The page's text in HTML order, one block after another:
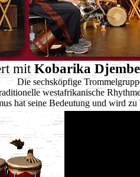
mit Kobarika Djembe
Die sechsköpfige
westafrikanische
hat seine Bedeutung und wird